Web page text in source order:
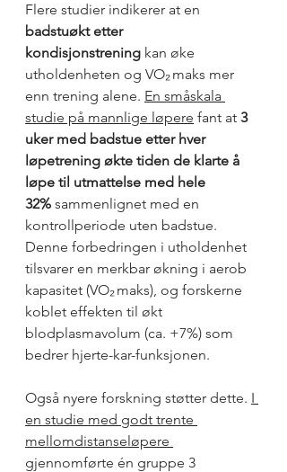
Flere studier indikerer at en
badstuøkt etter
kondisjonstrening kan øke
utholdenheten og VO₂ maks mer
enn trening alene. En småskala
studie på mannlige løpere fant at 3
uker med badstue etter hver
løpetrening økte tiden de klarte å
løpe til utmattelse med hele
32% sammenlignet med en
kontrollperiode uten badstue.
Denne forbedringen i utholdenhet
tilsvarer en merkbar økning i aerob
kapasitet (VO₂ maks), og forskerne
koblet effekten til økt
blodplasmavolum (ca. +7%) som
bedrer hjerte-kar-funksjonen.
Også nyere forskning støtter dette. I
en studie med godt trente
mellomdistanseløpere
gjennomførte én gruppe 3